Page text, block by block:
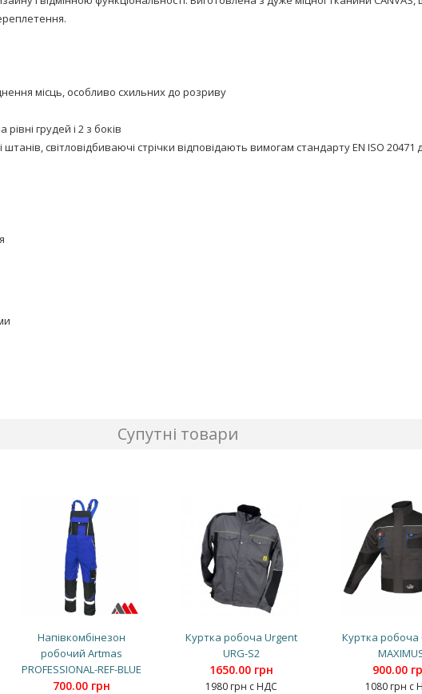
місць, особливо схильних до розриву
грудей і 2 з боків
світловідбиваючі стрічки відповідають вимогам стандарту EN ISO 20471
Супутні товари
Напівкомбінезон
робочий Artmas
PROFESSIONAL-REF-BLUE
700.00 грн
Куртка робоча Urgent
URG-S2
1650.00 грн
1980 грн с НДС
Куртка робоча
900.00
1080 грн с